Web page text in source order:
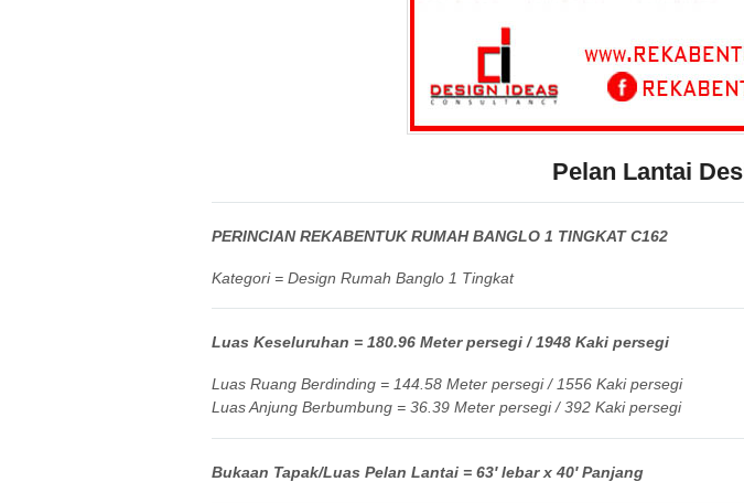
Pelan Lantai
PERINCIAN REKABENTUK RUMAH BANGLO 1 TINGKAT C162
Kategori = Design Rumah Banglo 1 Tingkat
Luas Keseluruhan = 180.96 Meter persegi / 1948 Kaki persegi
Luas Ruang Berdinding = 144.58 Meter persegi / 1556 Kaki persegi
Luas Anjung Berbumbung = 36.39 Meter persegi / 392 Kaki persegi
Bukaan Tapak/Luas Pelan Lantai = 63′ lebar x 40′ Panjang